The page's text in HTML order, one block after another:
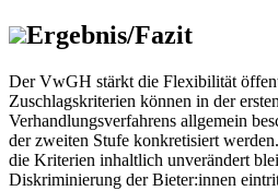
Ergebnis/Fazit
Der VwGH stärkt die Flexibilität
Zuschlagskriterien können in der
Verhandlungsverfahrens allgemein
der zweiten Stufe konkretisiert
die Kriterien inhaltlich unverändert
Diskriminierung der Bieter:innen